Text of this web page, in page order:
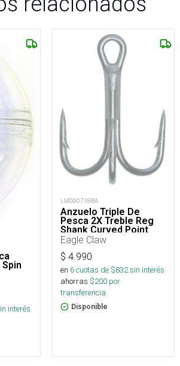
interés
LM060718BA
Anzuelo Triple De
Pesca 2X Treble Reg
Shank Curved Point
Para Señuelos
Eagle Claw
$ 4.990
en 6cuotas de $832sin interés
ahorras $200 por
transferencia.
Disponible